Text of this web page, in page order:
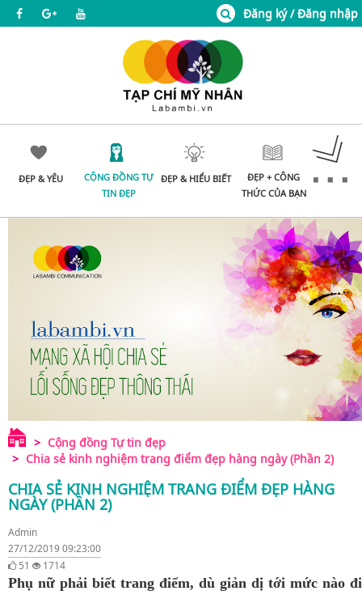
Đăng ký / Đăng nhập
ĐẸP & YÊU
CỘNG ĐỒNG TỰ
TIN ĐẸP
ĐẸP & HIỂU BIẾT
ĐẸP + CÔNG
THỨC CỦA BẠN
Cộng đồng Tự tin đẹp
Chia sẻ kinh nghiệm trang điểm đẹp hàng ngày (Phần 2)
CHIA SẺ KINH NGHIỆM TRANG ĐIỂM ĐẸP HÀNG
NGÀY (PHẦN 2)
Admin
27/12/2019 09:23:00
51
1714
Phụ nữ phải biết trang điểm, dù giản dị tới mức nào đi